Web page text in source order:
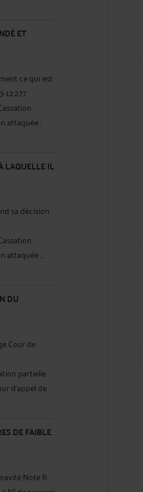
ET
ce qui est
12.277
attaquée :
LAQUELLE IL
sa décision
attaquée ...
DU
Cour de
partielle
d'appel de
DE FAIBLE
Note R.